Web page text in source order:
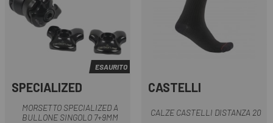
ESAURITO
SPECIALIZED
MORSETTO SPECIALIZED A
BULLONE SINGOLO 7+9MM
CASTELLI
CALZE CASTELLI DISTANZA 20